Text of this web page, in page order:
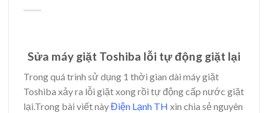
Sửa máy giặt Toshiba lỗi tự động giặt lại
Trong quá trình sử dụng 1 thời gian dài máy giặt
Toshiba xảy ra lỗi giặt xong rồi tự động cấp nước giặt
lại.Trong bài viết nàyĐiện Lạnh TH xin chia sẻ nguyên